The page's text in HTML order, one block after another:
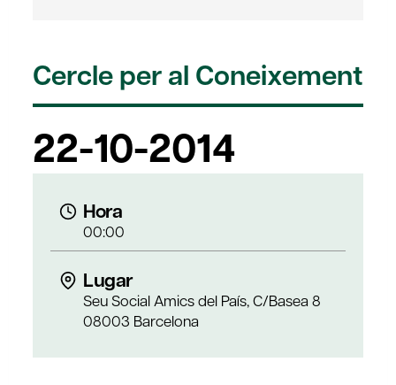
Cercle per al Coneixement
22-10-2014
Hora
00:00
Lugar
Seu Social Amics del País, C/Basea 8
08003 Barcelona